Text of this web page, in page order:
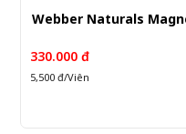
Webber Naturals
330.000 đ
5,500 đ/Viên